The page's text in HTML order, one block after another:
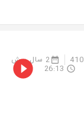
410 2 سال پیش
26:13